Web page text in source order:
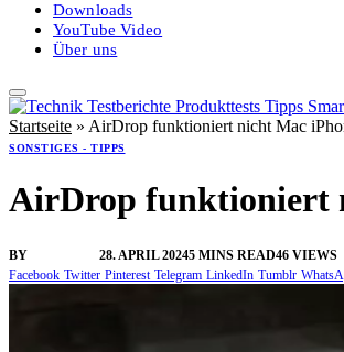
Downloads
YouTube Video
Über uns
Startseite » AirDrop funktioniert nicht Mac
SONSTIGES - TIPPS
AirDrop funktioniert
BY 28. APRIL 20245 MINS READ46 VIEWS
Facebook Twitter Pinterest Telegram LinkedIn Tumblr